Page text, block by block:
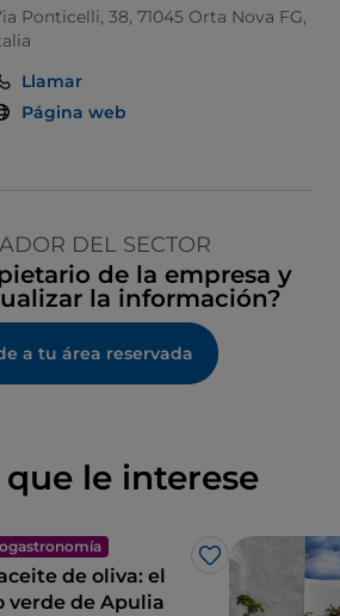
Ponticelli, 38, 71045 Orta Nova FG,
Llamar
Página web
DEL SECTOR
de la empresa y
la información?
a tu área reservada
que le interese
Me gusta
de oliva: el
verde de Apulia